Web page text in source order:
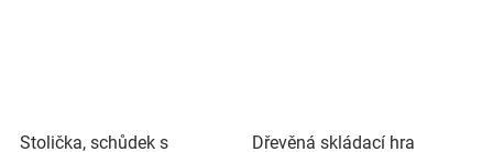
Stolička, schůdek s
Dřevěná skládací hra